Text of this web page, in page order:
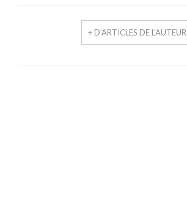
+ D'ARTICLES DE L'AUTEUR